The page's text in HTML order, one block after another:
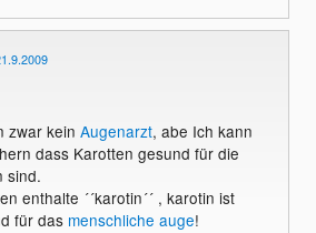
zwar kein Augenarzt, abe Ich kann
dass Karotten gesund für die
sind.
enthalte ´´karotin´´ , karotin ist
für das menschliche auge!